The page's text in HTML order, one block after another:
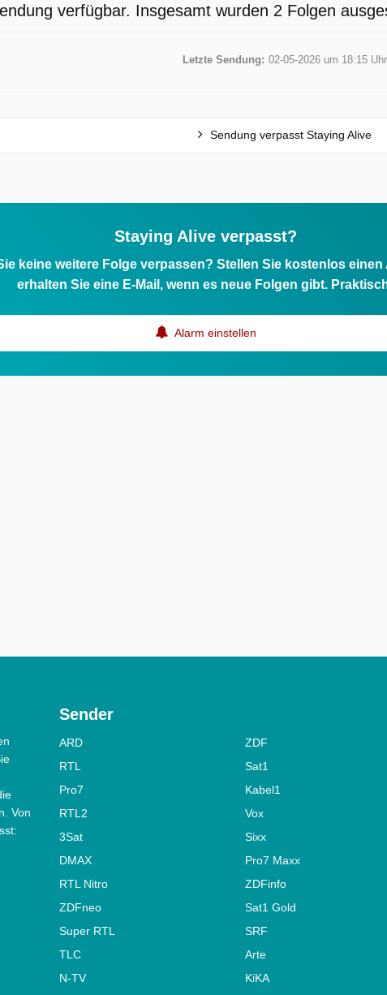
verfügbar. Insgesamt wurden 2 Folgen
Letzte Sendung: 02-05-2026 um 18:15 Uhr
Sendung verpasst Staying Alive
Staying Alive verpasst?
keine weitere Folge verpassen? Stellen Sie kostenlos
erhalten Sie eine E-Mail, wenn es neue Folgen gibt.
Alarm einstellen
Von
Sender
ARD
ZDF
RTL
Sat1
Pro7
Kabel1
RTL2
Vox
3Sat
Sixx
DMAX
Pro7 Maxx
RTL Nitro
ZDFinfo
ZDFneo
Sat1 Gold
Super RTL
SRF
TLC
Arte
N-TV
KiKA